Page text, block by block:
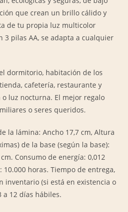
que crean un brillo cálido y
de tu propia luz multicolor
3 pilas AA, se adapta a cualquier
dormitorio, habitación de los
cafetería, restaurante y
o luz nocturna. El mejor regalo
o seres queridos.
la lámina: Ancho 17,7 cm, Altura
de la base (según la base):
Consumo de energía: 0,012
10.000 horas. Tiempo de entrega,
inventario (si está en existencia o
a 12 días hábiles.